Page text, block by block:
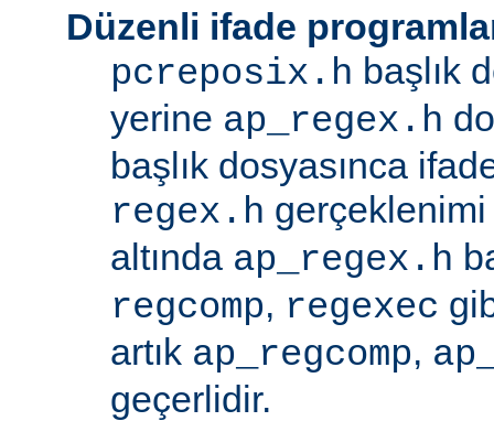
Düzenli ifade
pcreposix.h başlık
yerine ap_regex.h
başlık dosyasınca
regex.h
altında ap_regex.h
regcomp, regexec
artık ap_regcomp,
geçerlidir.